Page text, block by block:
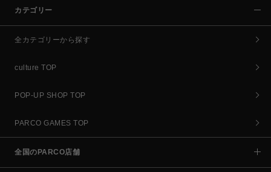
カテゴリー
全カテゴリーから探す
culture TOP
POP-UP SHOP TOP
PARCO GAMES TOP
全国のPARCO店舗